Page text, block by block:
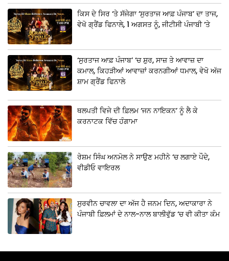
ਕਿਸ ਦੇ ਸਿਰ ‘ਤੇ ਸੱਜੇਗਾ ‘ਸੁਰਤਾਜ ਆਫ਼ ਪੰਜਾਬ’ ਦਾ ਤਾਜ,
ਵੇਖੋ ਗ੍ਰੈਂਡ ਫਿਨਾਲੇ, 1 ਅਗਸਤ ਨੂੰ, ਜੀਟੀਸੀ ਪੰਜਾਬੀ ‘ਤੇ
‘ਸੁਰਤਾਜ ਆਫ਼ ਪੰਜਾਬ’ ‘ਚ ਸ਼ੁਰ, ਸਾਜ਼ ਤੇ ਆਵਾਜ਼ ਦਾ
ਕਮਾਲ, ਕਿਹੜੀਆਂ ਆਵਾਜ਼ਾਂ ਕਰਨਗੀਆਂ ਧਮਾਲ, ਵੇਖੋ ਅੱਜ
ਸ਼ਾਮ ਗ੍ਰੈਂਡ ਫਿਨਾਲੇ
ਥਲਪਤੀ ਵਿਜੇ ਦੀ ਫ਼ਿਲਮ ‘ਜਨ ਨਾਇਕਨ’ ਨੂੰ ਲੈ ਕੇ
ਕਰਨਾਟਕ ਵਿੱਚ ਹੰਗਾਮਾ
ਰੇਸ਼ਮ ਸਿੰਘ ਅਨਮੋਲ ਨੇ ਸਾਉਣ ਮਹੀਨੇ ‘ਚ ਲਗਾਏ ਪੌਦੇ,
ਵੀਡੀਓ ਵਾਇਰਲ
ਸੁਰਵੀਨ ਚਾਵਲਾ ਦਾ ਅੱਜ ਹੈ ਜਨਮ ਦਿਨ, ਅਦਾਕਾਰਾ ਨੇ
ਪੰਜਾਬੀ ਫ਼ਿਲਮਾਂ ਦੇ ਨਾਲ-ਨਾਲ ਬਾਲੀਵੁੱਡ ‘ਚ ਵੀ ਕੀਤਾ ਕੰਮ